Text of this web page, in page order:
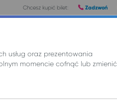
Chcesz kupić bilet: Zadzwoń
usług oraz prezentowania
momencie cofnąć lub zmienić.